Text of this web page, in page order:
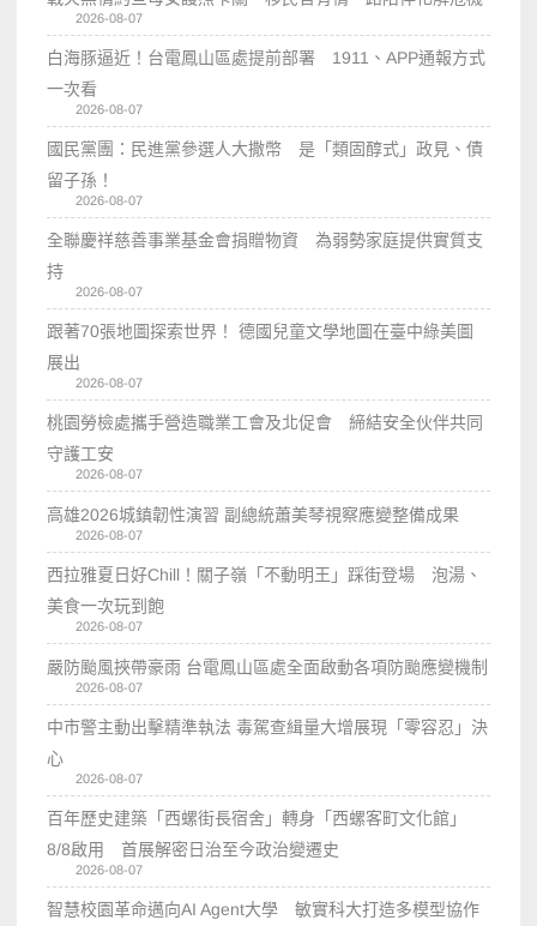
2026-08-07
白海豚逼近！台電鳳山區處提前部署 1911、APP通報方式
一次看
2026-08-07
國民黨團：民進黨參選人大撒幣 是「類固醇式」政見、債
留子孫！
2026-08-07
全聯慶祥慈善事業基金會捐贈物資 為弱勢家庭提供實質支
持
2026-08-07
跟著70張地圖探索世界！ 德國兒童文學地圖在臺中綠美圖
展出
2026-08-07
桃園勞檢處攜手營造職業工會及北促會 締結安全伙伴共同
守護工安
2026-08-07
高雄2026城鎮韌性演習 副總統蕭美琴視察應變整備成果
2026-08-07
西拉雅夏日好Chill！關子嶺「不動明王」踩街登場 泡湯、
美食一次玩到飽
2026-08-07
嚴防颱風挾帶豪雨 台電鳳山區處全面啟動各項防颱應變機制
2026-08-07
中市警主動出擊精準執法 毒駕查緝量大增展現「零容忍」決
心
2026-08-07
百年歷史建築「西螺街長宿舍」轉身「西螺客町文化館」
8/8啟用 首展解密日治至今政治變遷史
2026-08-07
智慧校園革命邁向AI Agent大學 敏實科大打造多模型協作